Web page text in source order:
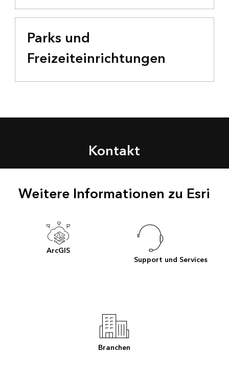
Parks und
Freizeiteinrichtungen
Kontakt
Weitere Informationen zu Esri
ArcGIS
Support und Services
Branchen